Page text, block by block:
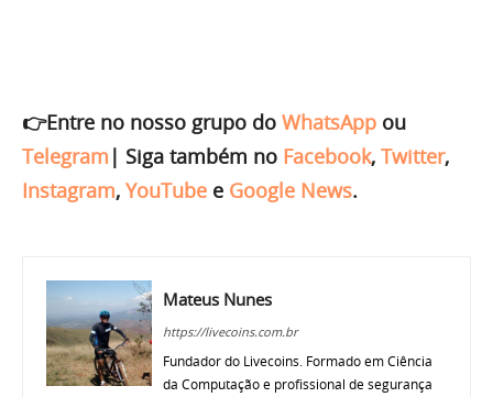
👉Entre no nosso grupo do WhatsApp ou
Telegram | Siga também no Facebook, Twitter,
Instagram, YouTube e Google News.
Mateus Nunes
https://livecoins.com.br
Fundador do Livecoins. Formado em Ciência
da Computação e profissional de segurança